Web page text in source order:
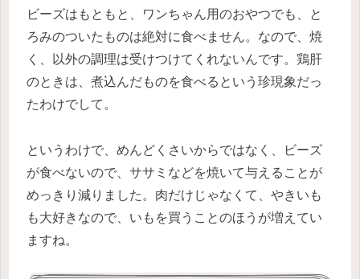
ビーズはもともと、ワンちゃん用のおやつでも、と
ろみのついたものは絶対に食べません。なので、焼
く、以外の調理は受けつけてくれないんです。鶏肝
のときは、煮込んだものを食べるという珍現象だっ
たわけでして。
というわけで、めんどくさいからではなく、ビーズ
が食べないので、ササミなどを焼いて与えることが
めっきり減りました。肉だけじゃなくて、やきいも
も大好きなので、いもを買うことのほうが増えてい
ますね。